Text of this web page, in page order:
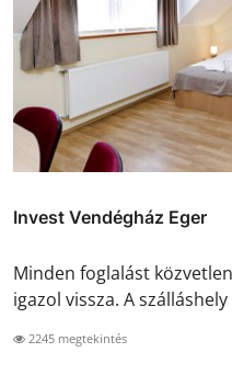
Invest Vendégház Eger
Minden foglalást
igazol vissza. A szálláshely
2245 megtekintés